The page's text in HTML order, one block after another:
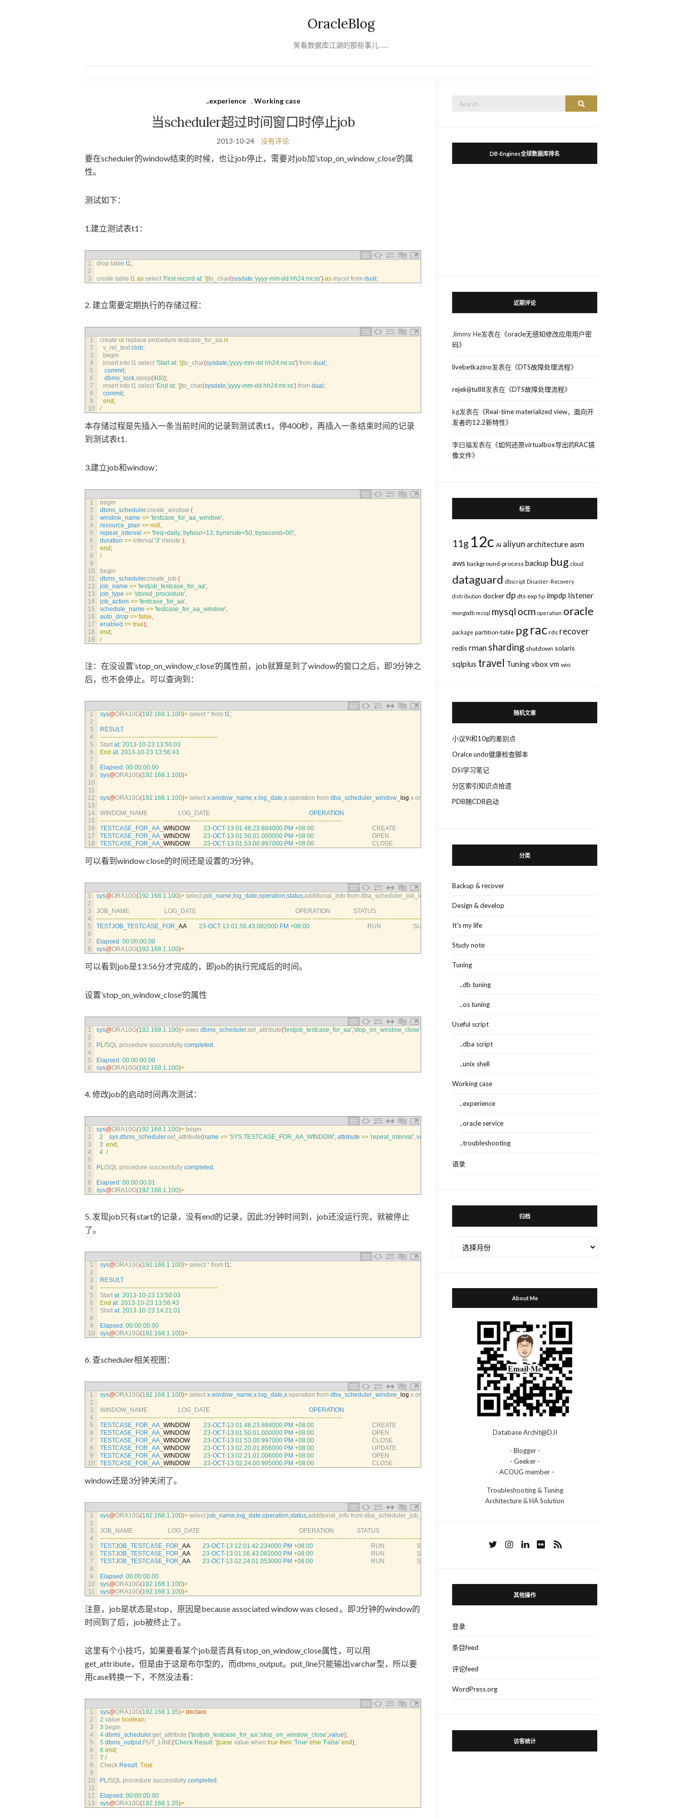
OracleBlog
笑看数据库江湖的那些事儿……
..experience , Working case
当scheduler超过时间窗口时停止job
2013-10-24 没有评论
要在scheduler的window结束的时候，也让job停止，需要对job加’stop_on_window_close’的属
性。
测试如下：
1.建立测试表t1：
1
2
3
drop table t1;
create table t1 as select 'First record at: ' to_char(sysdate,'yyyy-mm-dd hh24:mi:ss') as mycol from dual ;
2. 建立需要定期执行的存储过程：
1
2
3
4
5
6
7
8
9
10
create or replace procedure testcase_for_aa is
v_ret_text clob;
begin
insert into t1 select 'Start at: ' to_char(sysdate,'yyyy-mm-dd hh24:mi:ss') from dual ;
commit;
dbms_lock.sleep(400);
insert into t1 select 'End at: ' to_char(sysdate,'yyyy-mm-dd hh24:mi:ss') from dual ;
commit;
end ;
/
本存储过程是先插入一条当前时间的记录到测试表t1，停400秒，再插入一条结束时间的记录
到测试表t1.
3.建立job和window：
1
2
3
4
5
6
7
8
9
10
11
12
13
14
15
16
17
18
19
begin
dbms_scheduler.create_window (
window_name => 'testcase_for_aa_window',
resource_plan => null ,
repeat_interval => 'freq=daily; byhour=13; byminute=50; bysecond=00',
duration => interval '3' minute );
end ;
/
begin
dbms_scheduler.create_job (
job_name => 'testjob_testcase_for_aa',
job_type => 'stored_procedure',
job_action => 'testcase_for_aa',
schedule_name => 'testcase_for_aa_window',
auto_drop => false,
enabled => true);
end ;
/
注：在没设置’stop_on_window_close’的属性前，job就算是到了window的窗口之后，即3分钟之
后，也不会停止。可以查询到：
1
2
3
4
5
6
7
8
9
10
11
12
13
14
15
16
17
18
sys@ORA10G(192.168.1.100)> select * from t1;
RESULT
----------------------------------------------------------
Start at: 2013-10-23 13:50:03
End at: 2013-10-23 13:56:43
Elapsed : 00:00:00.00
sys@ORA10G(192.168.1.100)>
sys@ORA10G(192.168.1.100)> select x.window_name,x. log_date,x.operation from dba_scheduler_window log x order
WINDOW_NAME LOG_DATE OPERATION
------------------------------ --------------------------------------------------------------------------- -------------
TESTCASE_FOR_AA WINDOW 23-OCT-13 01.48.23.884000 PM +08:00
CREATE
TESTCASE_FOR_AA WINDOW 23-OCT-13 01.50.01.000000 PM +08:00
OPEN
TESTCASE_FOR_AA WINDOW 23-OCT-13 01.53.00.997000 PM +08:00 CLOSE
可以看到window close的时间还是设置的3分钟。
1
2
3
4
5
6
7
8
sys@ORA10G(192.168.1.100)> select job_name, log_date,operation,status,additional_info from dba_scheduler_job_log
JOB_NAME LOG_DATE OPERATION STATUS
ADDITIONAL_INFO
------------------------------ --------------------------------------------------------------------------- -------------------- ----------------------------------
TESTJOB_TESTCASE_FOR AA 23-OCT-13 01.56.43.082000 PM +08:00 RUN SUCCEEDED
Elapsed : 00:00:00.00
sys@ORA10G(192.168.1.100)>
可以看到job是13:56分才完成的，即job的执行完成后的时间。
设置’stop_on_window_close’的属性
1
2
3
4
5
6
sys@ORA10G(192.168.1.100)> exec dbms_scheduler.set_attribute('testjob_testcase_for_aa','stop_on_window_close'
PL/SQL procedure successfully completed .
Elapsed : 00:00:00.00
sys@ORA10G(192.168.1.100)>
4. 修改job的启动时间再次测试：
1
2
3
4
5
6
7
8
9
sys@ORA10G(192.168.1.100)> begin
2
sys.dbms_scheduler.set_attribute(name => 'SYS.TESTCASE_FOR_AA_WINDOW', attribute => 'repeat_interval', value
3 end ;
4 /
PL/SQL procedure successfully completed .
Elapsed : 00:00:00.01
sys@ORA10G(192.168.1.100)>
5. 发现job只有start的记录，没有end的记录，因此3分钟时间到，job还没运行完，就被停止
了。
1
2
3
4
5
6
7
8
9
10
sys@ORA10G(192.168.1.100)> select * from t1;
RESULT
----------------------------------------------------------
Start at: 2013-10-23 13:50:03
End at: 2013-10-23 13:56:43
Start at: 2013-10-23 14:21:01
Elapsed : 00:00:00.00
sys@ORA10G(192.168.1.100)>
6. 查scheduler相关视图：
1
2
3
4
5
6
7
8
9
10
sys@ORA10G(192.168.1.100)> select x.window_name,x. log_date,x.operation from dba_scheduler_window log x order
WINDOW_NAME LOG_DATE OPERATION
------------------------------ --------------------------------------------------------------------------- -------------
TESTCASE_FOR_AA WINDOW 23-OCT-13 01.48.23.884000 PM +08:00
CREATE
TESTCASE_FOR_AA WINDOW 23-OCT-13 01.50.01.000000 PM +08:00
OPEN
TESTCASE_FOR_AA WINDOW 23-OCT-13 01.53.00.997000 PM +08:00
CLOSE
TESTCASE_FOR_AA WINDOW 23-OCT-13 02.20.01.856000 PM +08:00
UPDATE
TESTCASE_FOR_AA WINDOW 23-OCT-13 02.21.01.006000 PM +08:00
OPEN
TESTCASE_FOR_AA WINDOW 23-OCT-13 02.24.00.995000 PM +08:00 CLOSE
window还是3分钟关闭了。
1
2
3
4
5
6
7
8
9
10
11
sys@ORA10G(192.168.1.100)> select job_name, log_date,operation,status,additional_info from dba_scheduler_job_log
JOB_NAME LOG_DATE OPERATION STATUS
------------------------------ --------------------------------------------------------------------------- -------------------- --------------------------------
TESTJOB_TESTCASE_FOR AA 23-OCT-13 12.01.42.234000 PM +08:00 RUN SUCCEEDED
TESTJOB_TESTCASE_FOR AA 23-OCT-13 01.56.43.082000 PM +08:00 RUN SUCCEEDED
TESTJOB_TESTCASE_FOR AA 23-OCT-13 02.24.01.053000 PM +08:00 RUN STOPPED
Elapsed : 00:00:00.00
sys@ORA10G(192.168.1.100)>
sys@ORA10G(192.168.1.100)>
注意，job是状态是stop，原因是because associated window was closed 。即3分钟的window的
时间到了后，job被终止了。
这里有个小技巧，如果要看某个job是否具有stop_on_window_close属性，可以用
get_attribute，但是由于这是布尔型的，而dbms_output。put_line只能输出varchar型，所以要
用case转换一下，不然没法看：
1
2
3
4
5
6
7
8
9
10
11
12
13
sys@ORA10G(192.168.1.35)> declare
2 value boolean;
3 begin
4 dbms_scheduler.get_attribute ('testjob_testcase_for_aa','stop_on_window_close',value);
5 dbms_output.PUT_LINE('Check Result: ' case value when true then 'True' else 'False' end);
6 end ;
7 /
Check Result: True
PL/SQL procedure successfully completed .
Elapsed : 00:00:00.00
sys@ORA10G(192.168.1.35)>
Search
DB-Engines全球数据库排名
近期评论
Jimmy He发表在《oracle无感知修改应用用户密
码》
livebetkazino发表在《DTS故障处理流程》
rejekijitu88发表在《DTS故障处理流程》
kg发表在《Real-time materialized view，面向开
发者的12.2新特性》
李曰福发表在《如何还原virtualbox导出的RAC镜
像文件》
标签
11g 12c AI aliyun architectureasm
aws background-process backup bug cloud
dataguard dbscript Disaster-Recovery
distribution docker dp dts exp hp impdp listener
mongodb mssql mysql ocm operation oracle
package partition-table pgrac rds recover
redis rman sharding shutdown solaris
sqlplus travel Tuningvbox vm wio
随机文章
小议9i和10g的差别点
Oralce undo健康检查脚本
DSI学习笔记
分区索引知识点拾遗
PDB随CDB启动
分类
Backup & recover
Design & develop
It's my life
Study note
Tuning
..db tuning
..os tuning
Useful script
..dba script
..unix shell
Working case
..experience
..oracle service
..troubleshooting
语录
归档
About Me
Database Archit@DJI
- Blogger -
- Geeker -
- ACOUG member -
Troubleshooting & Tuning
Architecture & HA Solution
其他操作
登录
条目feed
评论feed
WordPress.org
访客统计